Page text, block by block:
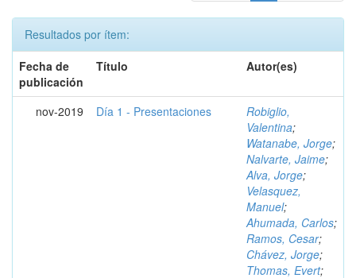
Resultados por ítem:
Fecha de
publicación
Título Autor(es)
nov-2019 Día 1 - Presentaciones
Robiglio,
Valentina;
Watanabe, Jorge;
Nalvarte, Jaime;
Alva, Jorge;
Velasquez,
Manuel;
Ahumada, Carlos;
Ramos, Cesar;
Chávez, Jorge;
Thomas, Evert;